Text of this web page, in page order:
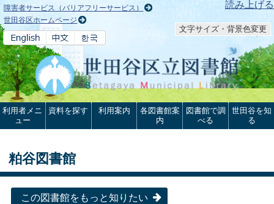
本文へ 読み上げる
障害者サービス（バリアフリーサービス）
世田谷区ホームページ
文字サイズ・背景色変更
利用者メニ
ュー
資料を探す 利用案内
各図書館案
内
図書館で調
べる
世田谷を知
る
粕谷図書館
この図書館をもっと知りたい